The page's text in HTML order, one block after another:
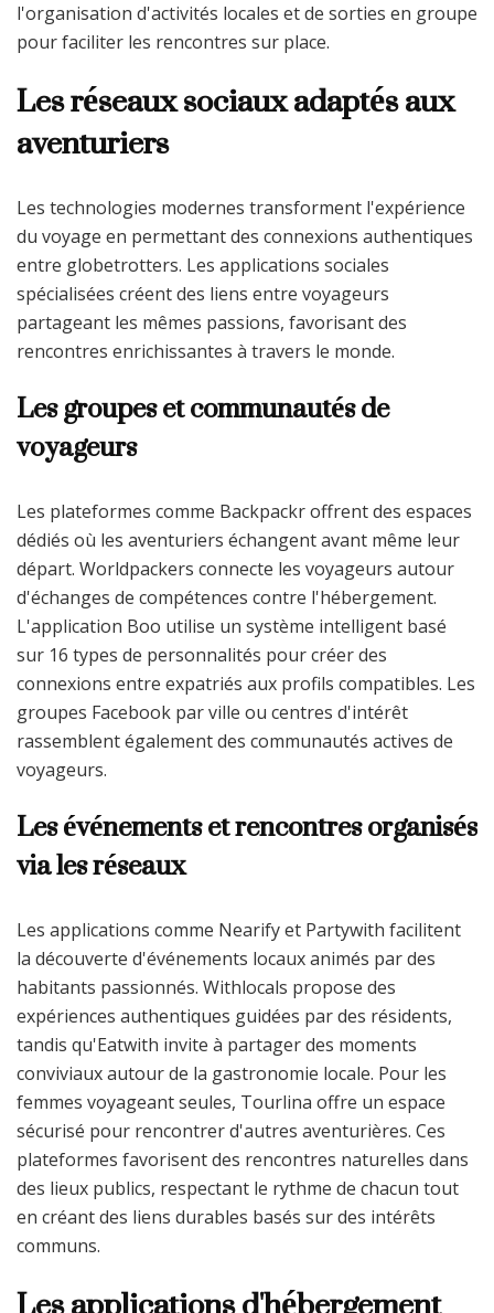
l'organisation d'activités locales et de sorties en groupe
pour faciliter les rencontres sur place.
Les réseaux sociaux adaptés aux
aventuriers
Les technologies modernes transforment l'expérience
du voyage en permettant des connexions authentiques
entre globetrotters. Les applications sociales
spécialisées créent des liens entre voyageurs
partageant les mêmes passions, favorisant des
rencontres enrichissantes à travers le monde.
Les groupes et communautés de
voyageurs
Les plateformes comme Backpackr offrent des espaces
dédiés où les aventuriers échangent avant même leur
départ. Worldpackers connecte les voyageurs autour
d'échanges de compétences contre l'hébergement.
L'application Boo utilise un système intelligent basé
sur 16 types de personnalités pour créer des
connexions entre expatriés aux profils compatibles. Les
groupes Facebook par ville ou centres d'intérêt
rassemblent également des communautés actives de
voyageurs.
Les événements et rencontres organisés
via les réseaux
Les applications comme Nearify et Partywith facilitent
la découverte d'événements locaux animés par des
habitants passionnés. Withlocals propose des
expériences authentiques guidées par des résidents,
tandis qu'Eatwith invite à partager des moments
conviviaux autour de la gastronomie locale. Pour les
femmes voyageant seules, Tourlina offre un espace
sécurisé pour rencontrer d'autres aventurières. Ces
plateformes favorisent des rencontres naturelles dans
des lieux publics, respectant le rythme de chacun tout
en créant des liens durables basés sur des intérêts
communs.